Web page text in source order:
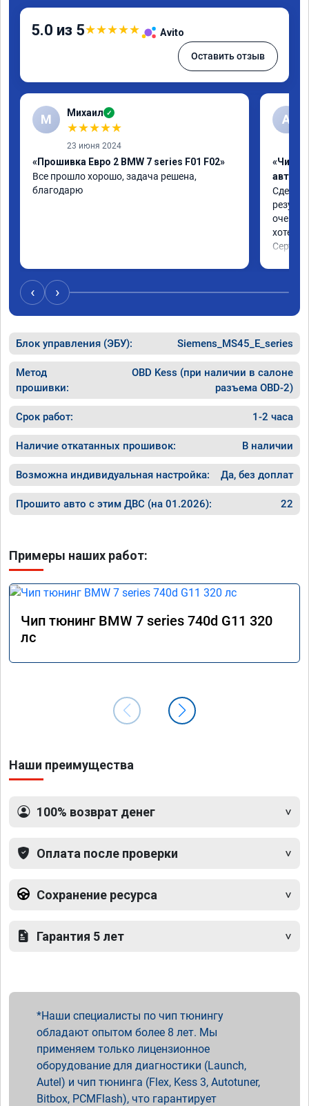
5.0 из 5★★★★★ Avito
Оставить отзыв
М Михаил ✓
★★★★★
23 июня 2024
«Прошивка Евро 2 BMW 7 series F01 F02»
Все прошло хорошо, задача решена,
благодарю
A
«Чип
очень
хотел.
‹ ›
Блок управления (ЭБУ): Siemens_MS45_E_series
Метод
прошивки:
OBD Kess (при наличии в салоне
разъема OBD-2)
Срок работ: 1-2 часа
Наличие откатанных прошивок: В наличии
Возможна индивидуальная настройка: Да, без доплат
Прошито авто с этим ДВС (на 01.2026): 22
Примеры наших работ:
Чип тюнинг BMW 7 series 740d G11 320
лс
Наши преимущества
100% возврат денег
Оплата после проверки
Сохранение ресурса
Гарантия 5 лет
Наши специалисты по чип тюнингу
обладают опытом более 8 лет. Мы
применяем только лицензионное
оборудование для диагностики (Launch,
Autel) и чип тюнинга (Flex, Kess 3, Autotuner,
Bitbox, PCMFlash), что гарантирует